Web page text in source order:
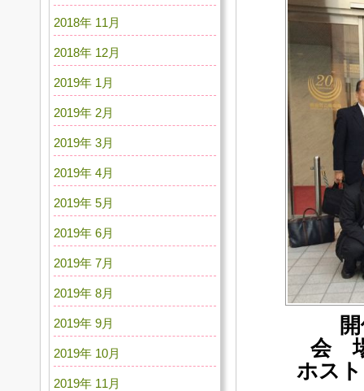
会
ホス
2018年 11月
2018年 12月
2019年 1月
2019年 2月
2019年 3月
2019年 4月
2019年 5月
2019年 6月
2019年 7月
2019年 8月
2019年 9月
2019年 10月
2019年 11月